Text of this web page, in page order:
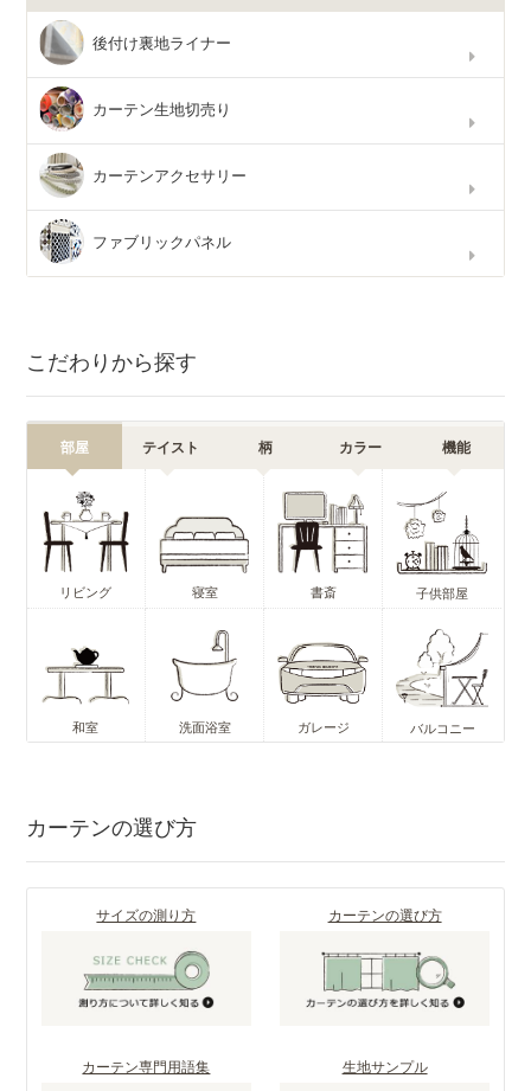
後付け裏地ライナー
カーテン生地切売り
カーテンアクセサリー
ファブリックパネル
こだわりから探す
部屋 テイスト 柄 カラー 機能
リビング 寝室 書斎 子供部屋
和室 洗面浴室 ガレージ バルコニー
カーテンの選び方
サイズの測り方 カーテンの選び方
カーテン専門用語集 生地サンプル